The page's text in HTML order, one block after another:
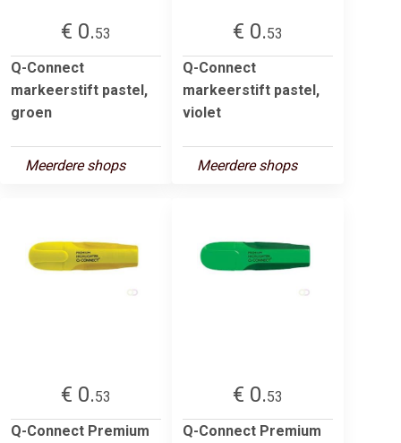
€ 0.53
Q-Connect
markeerstift pastel,
groen
Meerdere shops
€ 0.53
Q-Connect
markeerstift pastel,
violet
Meerdere shops
€ 0.53
Q-Connect Premium
€ 0.53
Q-Connect Premium